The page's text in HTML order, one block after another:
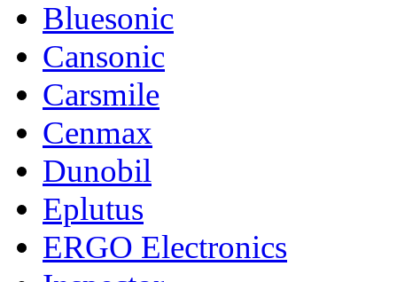
Bluesonic
Cansonic
Carsmile
Cenmax
Dunobil
Eplutus
ERGO Electronics